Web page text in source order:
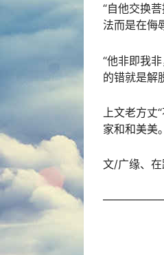
“自他交换
法而是在侮
​“他非即我
的错就是解
上文老方
家和和美美
文/广缘、